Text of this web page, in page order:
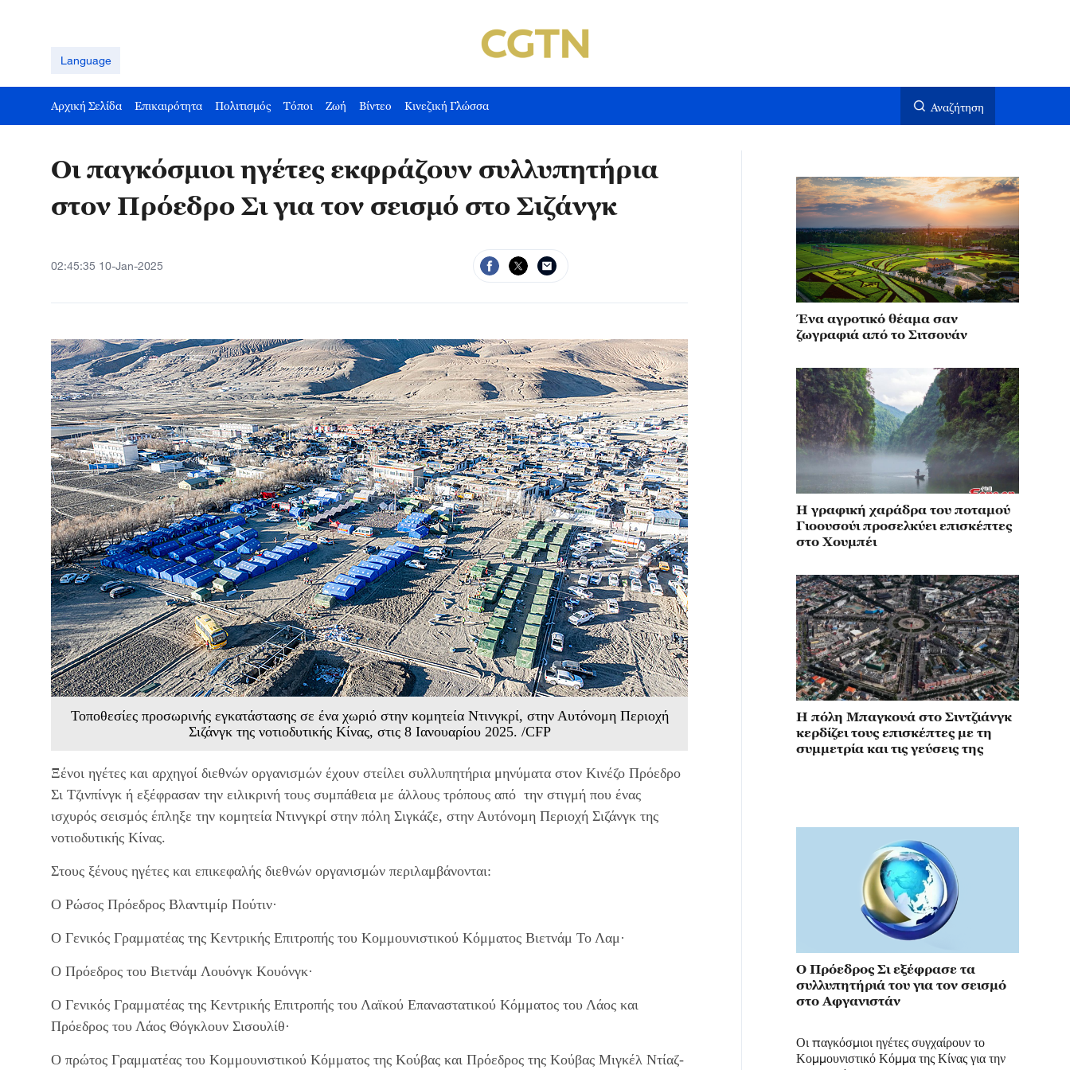
Language
Αρχική Σελίδα Επικαιρότητα Πολιτισμός Τόποι Ζωή Βίντεο Κινεζική Γλώσσα Αναζήτηση
Οι παγκόσμιοι ηγέτες εκφράζουν συλλυπητήρια
στον Πρόεδρο Σι για τον σεισμό στο Σιζάνγκ
02:45:35 10-Jan-2025
Τοποθεσίες προσωρινής εγκατάστασης σε ένα χωριό στην κομητεία Ντινγκρί, στην Αυτόνομη Περιοχή
Σιζάνγκ της νοτιοδυτικής Κίνας, στις 8 Ιανουαρίου 2025. /CFP
Ξένοι ηγέτες και αρχηγοί διεθνών οργανισμών έχουν στείλει συλλυπητήρια μηνύματα στον Κινέζο Πρόεδρο
Σι Τζινπίνγκ ή εξέφρασαν την ειλικρινή τους συμπάθεια με άλλους τρόπους από την στιγμή που ένας
ισχυρός σεισμός έπληξε την κομητεία Ντινγκρί στην πόλη Σιγκάζε, στην Αυτόνομη Περιοχή Σιζάνγκ της
νοτιοδυτικής Κίνας.
Στους ξένους ηγέτες και επικεφαλής διεθνών οργανισμών περιλαμβάνονται:
Ο Ρώσος Πρόεδρος Βλαντιμίρ Πούτιν·
Ο Γενικός Γραμματέας της Κεντρικής Επιτροπής του Κομμουνιστικού Κόμματος Βιετνάμ Το Λαμ·
Ο Πρόεδρος του Βιετνάμ Λουόνγκ Κουόνγκ·
Ο Γενικός Γραμματέας της Κεντρικής Επιτροπής του Λαϊκού Επαναστατικού Κόμματος του Λάος και
Πρόεδρος του Λάος Θόγκλουν Σισουλίθ·
Ο πρώτος Γραμματέας του Κομμουνιστικού Κόμματος της Κούβας και Πρόεδρος της Κούβας Μιγκέλ Ντίαζ-
Ένα αγροτικό θέαμα σαν
ζωγραφιά από το Σιτσουάν
Η γραφική χαράδρα του ποταμού
Γιοουσούι προσελκύει επισκέπτες
στο Χουμπέι
Η πόλη Μπαγκουά στο Σιντζιάνγκ
κερδίζει τους επισκέπτες με τη
συμμετρία και τις γεύσεις της
Ο Πρόεδρος Σι εξέφρασε τα
συλλυπητήριά του για τον σεισμό
στο Αφγανιστάν
Οι παγκόσμιοι ηγέτες συγχαίρουν το
Κομμουνιστικό Κόμμα της Κίνας για την